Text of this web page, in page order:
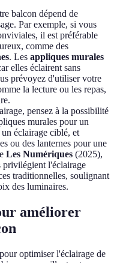
balcon dépend de
Par exemple, si vous
il est préférable
comme des
. Les appliques murales
elles éclairent sans
prévoyez d'utiliser votre
la lecture ou les repas,
pensez à la possibilité
murales pour un
éclairage ciblé, et
ou des lanternes pour une
Les Numériques (2025),
privilégient l'éclairage
traditionnelles, soulignant
des luminaires.
améliorer
optimiser l'éclairage de